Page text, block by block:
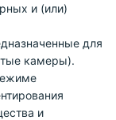
и (или)
для
камеры).
и